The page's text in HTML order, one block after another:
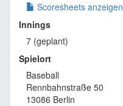
Scoresheets anzeigen
Innings
7 (geplant)
Spielort
Baseball
Rennbahnstraße 50
13086 Berlin